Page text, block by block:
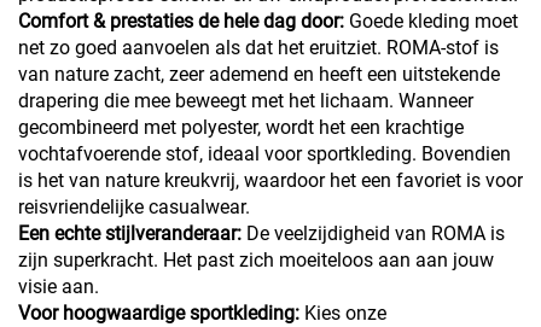
Comfort & prestaties de hele dag door: Goede kleding moet
net zo goed aanvoelen als dat het eruitziet. ROMA-stof is
van nature zacht, zeer ademend en heeft een uitstekende
drapering die mee beweegt met het lichaam. Wanneer
gecombineerd met polyester, wordt het een krachtige
vochtafvoerende stof, ideaal voor sportkleding. Bovendien
is het van nature kreukvrij, waardoor het een favoriet is voor
reisvriendelijke casualwear.
Een echte stijlveranderaar: De veelzijdigheid van ROMA is
zijn superkracht. Het past zich moeiteloos aan aan jouw
visie aan.
Voor hoogwaardige sportkleding: Kies onze